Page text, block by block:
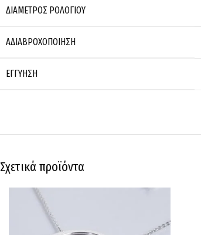
ΔΙΆΜΕΤΡΟΣ ΡΟΛΟΓΙΟΎ
ΑΔΙΑΒΡΟΧΟΠΟΊΗΣΗ
ΕΓΓΎΗΣΗ
Σχετικά προϊόντα